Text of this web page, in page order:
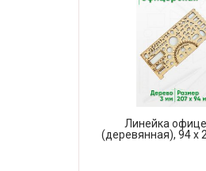
Линейка
(деревянная), 94 х